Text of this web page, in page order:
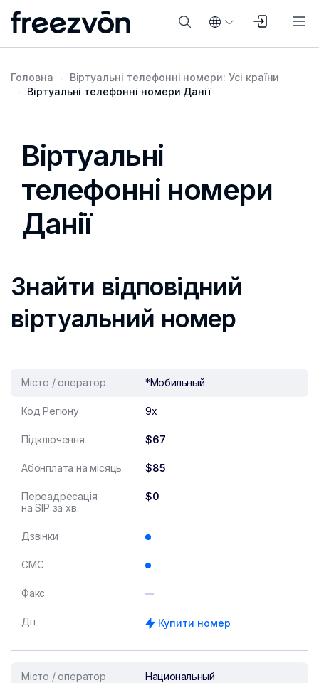
Головна
Віртуальні телефонні номери: Усі країни
Віртуальні телефонні номери Данії
Віртуальні
телефонні номери
Данії
Знайти відповідний
віртуальний номер
Місто / оператор *Мобильный
Код Регіону 9x
Підключення $67
Абонплата на місяць $85
Переадресація
на SIP за хв.
$0
Дзвінки
СМС
Факс
Дії Купити номер
Місто / оператор Национальный